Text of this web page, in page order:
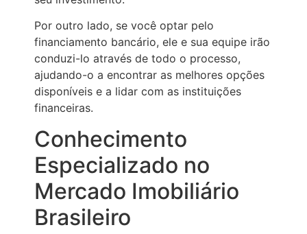
Por outro lado, se você optar pelo
financiamento bancário, ele e sua equipe irão
conduzi-lo através de todo o processo,
ajudando-o a encontrar as melhores opções
disponíveis e a lidar com as instituições
financeiras.
Conhecimento
Especializado no
Mercado Imobiliário
Brasileiro